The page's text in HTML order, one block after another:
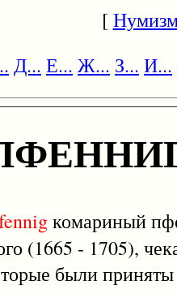
[
Д... Е... Ж... З... И...
комариный
(1665 - 1705),
были приняты